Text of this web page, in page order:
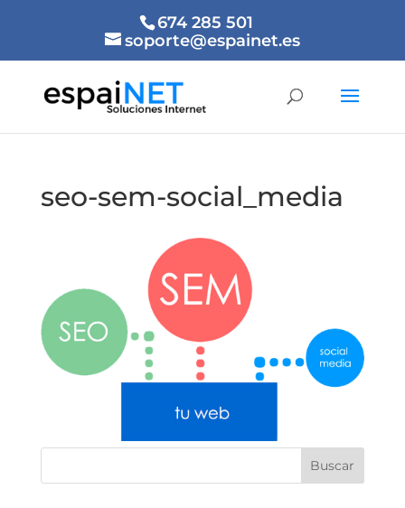
674 285 501
soporte@espainet.es
seo-sem-social_media